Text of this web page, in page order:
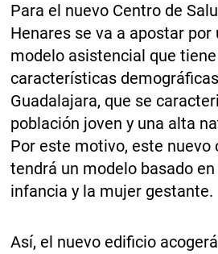
Para el nuevo Centro de
Henares se va a apostar por
modelo asistencial que
características
Guadalajara, que se
población joven y una alta
Por este motivo, este
tendrá un modelo basado
infancia y la mujer gestante.
Así, el nuevo edificio